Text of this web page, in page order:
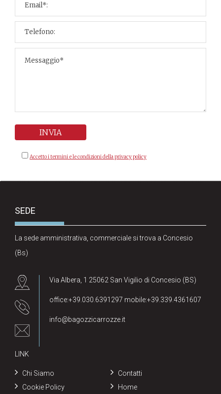
Accetto i termini e le condizioni della privacy policy
SEDE
La sede amministrativa, commerciale si trova a Concesio
(Bs)
Via Albera, 1 25062 San Vigilio di Concesio (BS)
office:+39.030.6391297 mobile:+39.339.4361607
info@bagozzicarrozze.it
LINK
Chi Siamo
Contatti
Cookie Policy
Home